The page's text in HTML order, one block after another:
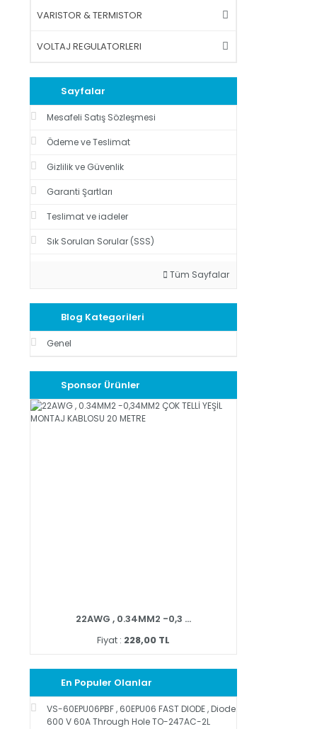
VARISTOR & TERMISTOR
VOLTAJ REGULATORLERI
Sayfalar
Mesafeli Satış Sözleşmesi
Ödeme ve Teslimat
Gizlilik ve Güvenlik
Garanti Şartları
Teslimat ve iadeler
Sık Sorulan Sorular (SSS)
Tüm Sayfalar
Blog Kategorileri
Genel
Sponsor Ürünler
22AWG , 0.34MM2 -0,3 ...
Fiyat : 228,00 TL
En Populer Olanlar
VS-60EPU06PBF , 60EPU06 FAST DIODE , Diode
600 V 60A Through Hole TO-247AC-2L